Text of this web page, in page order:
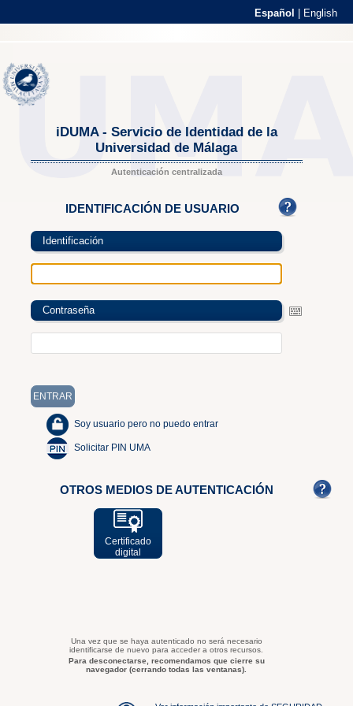
Español English
iDUMA - Servicio de Identidad de la
Universidad de Málaga
Autenticación centralizada
IDENTIFICACIÓN DE USUARIO
Identificación
Contraseña
Soy usuario pero no puedo entrar
Solicitar PIN UMA
OTROS MEDIOS DE AUTENTICACIÓN
Certificado
digital
Una vez que se haya autenticado no será necesario
identificarse de nuevo para acceder a otros recursos.
Para desconectarse, recomendamos que cierre su
navegador (cerrando todas las ventanas).